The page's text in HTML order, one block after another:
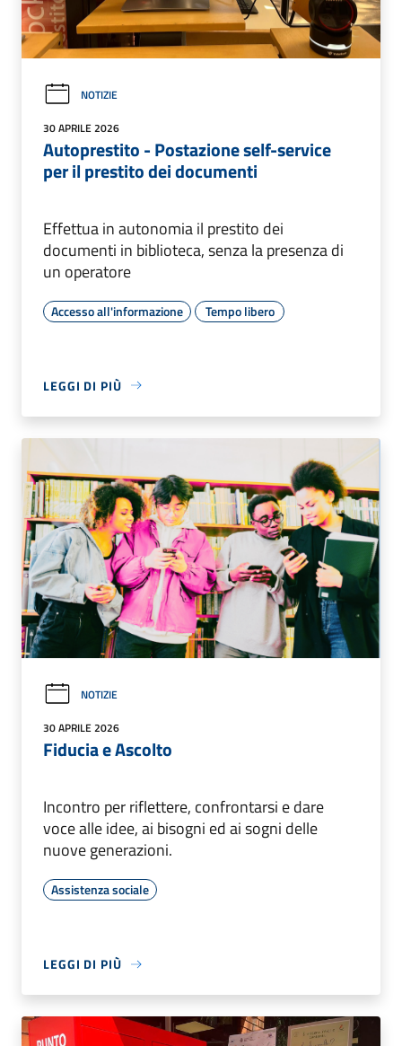
NOTIZIE
30 APRILE 2026
Autoprestito - Postazione self-service
per il prestito dei documenti
Effettua in autonomia il prestito dei
documenti in biblioteca, senza la presenza di
un operatore
Accesso all'informazione Tempo libero
LEGGI DI PIÙ
NOTIZIE
30 APRILE 2026
Fiducia e Ascolto
Incontro per riflettere, confrontarsi e dare
voce alle idee, ai bisogni ed ai sogni delle
nuove generazioni.
Assistenza sociale
LEGGI DI PIÙ